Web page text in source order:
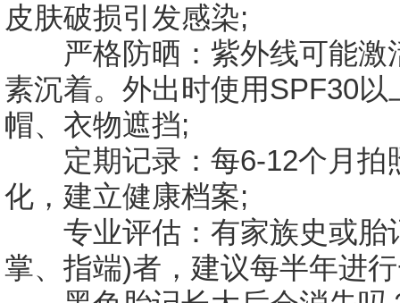
皮肤破损引发感染;
严格防晒：紫外线可能激
素沉着。外出时使用SPF30
帽、衣物遮挡;
定期记录：每6-12个月拍
化，建立健康档案;
专业评估：有家族史或胎
掌、指端)者，建议每半年进